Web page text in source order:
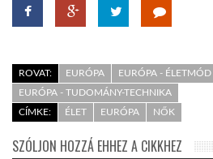
ROVAT: EURÓPA
EURÓPA - ÉLETMÓD
EURÓPA - TUDOMÁNY-TECHNIKA
CÍMKE:
ÉLET EURÓPA NŐK
SZÓLJON HOZZÁ EHHEZ A CIKKHEZ